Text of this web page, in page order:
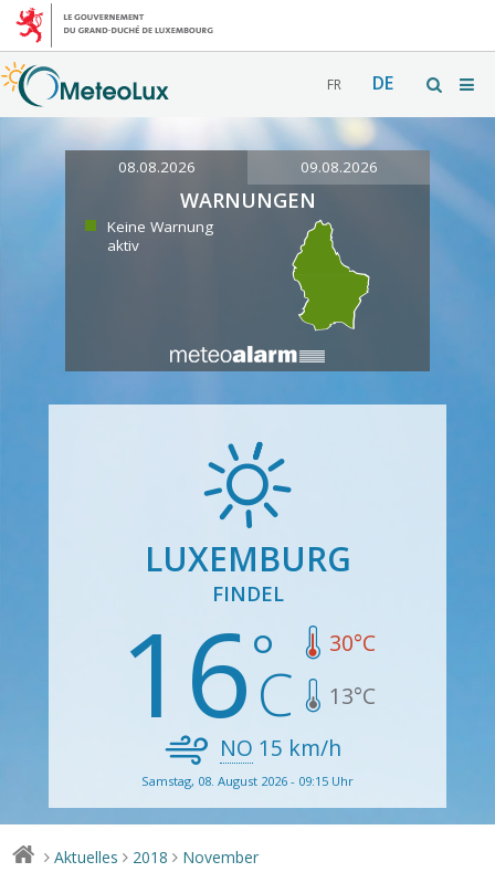
FR DE
08.08.2026 09.08.2026
WARNUNGEN
Keine Warnung
aktiv
LUXEMBURG
FINDEL
16 30°C
13°C
NO 15 km/h
Samstag, 08. August 2026 - 09:15 Uhr
> Aktuelles > 2018 > November